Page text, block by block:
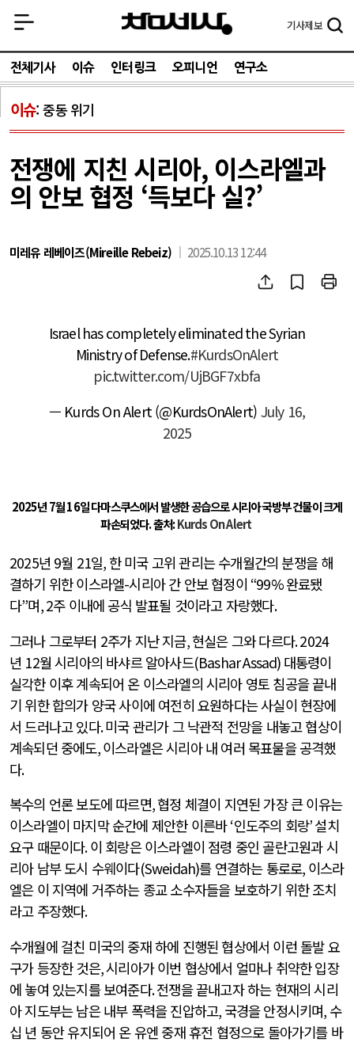
기사제보
전체기사 이슈 인터링크 오피니언 연구소
이슈 중동 위기
전쟁에 지친 시리아, 이스라엘과
의 안보 협정 ‘득보다 실?’
미레유 레베이즈(Mireille Rebeiz) 2025.10.13 12:44
Israel has completely eliminated the Syrian
Ministry of Defense.#KurdsOnAlert
pic.twitter.com/UjBGF7xbfa
— Kurds On Alert (@KurdsOnAlert) July 16,
2025
2025년 7월 16일 다마스쿠스에서 발생한 공습으로 시리아 국방부 건물이 크게
파손되었다. 출처:Kurds On Alert
2025년 9월 21일, 한 미국 고위 관리는 수개월간의 분쟁을 해
결하기 위한 이스라엘-시리아 간 안보 협정이 “99%완료됐
다”며, 2주 이내에 공식 발표될 것이라고 자랑했다.
그러나 그로부터 2주가 지난 지금,현실은 그와 다르다. 2024
년 12월 시리아의 바샤르 알아사드(Bashar Assad) 대통령이
실각한 이후 계속되어 온 이스라엘의 시리아 영토 침공을 끝내
기 위한 합의가 양국 사이에 여전히 요원하다는 사실이 현장에
서 드러나고 있다.미국 관리가 그 낙관적 전망을 내놓고 협상이
계속되던 중에도,이스라엘은 시리아 내 여러 목표물을 공격했
다.
복수의 언론 보도에 따르면,협정 체결이 지연된 가장 큰 이유는
이스라엘이 마지막 순간에 제안한 이른바‘인도주의 회랑’설치
요구 때문이다.이 회랑은 이스라엘이 점령 중인 골란고원과 시
리아 남부 도시 수웨이다(Sweidah)를 연결하는 통로로, 이스라
엘은 이 지역에 거주하는 종교 소수자들을 보호하기 위한 조치
라고 주장했다.
수개월에 걸친 미국의 중재 하에 진행된 협상에서 이런 돌발 요
구가 등장한 것은,시리아가 이번 협상에서 얼마나 취약한 입장
에 놓여 있는지를 보여준다.전쟁을 끝내고자 하는 현재의 시리
아 지도부는 남은 내부 폭력을 진압하고, 국경을 안정시키며, 수
십 년 동안 유지되어 온 유엔 중재 휴전 협정으로 돌아가기를 바